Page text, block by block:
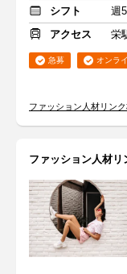
シフト
週
アクセス
栄
急募 オンラ
ファッション人材リン
ファッション人材リ